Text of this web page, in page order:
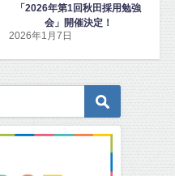
動に、東電化工業が秋田ノ
ンハピネッツ観戦チケット
2025年12月15日